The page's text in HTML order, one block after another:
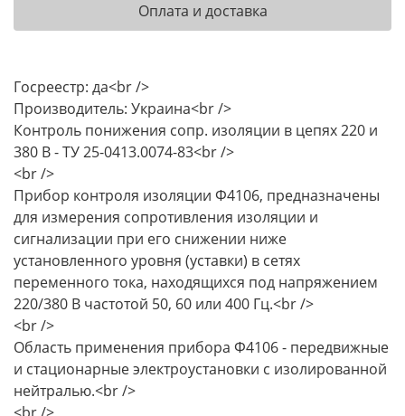
Оплата и доставка
Госреестр: да<br />
Производитель: Украина<br />
Контроль понижения сопр. изоляции в цепях 220 и
380 В - ТУ 25-0413.0074-83<br />
<br />
Прибор контроля изоляции Ф4106, предназначены
для измерения сопротивления изоляции и
сигнализации при его снижении ниже
установленного уровня (уставки) в сетях
переменного тока, находящихся под напряжением
220/380 В частотой 50, 60 или 400 Гц.<br />
<br />
Область применения прибора Ф4106 - передвижные
и стационарные электроустановки с изолированной
нейтралью.<br />